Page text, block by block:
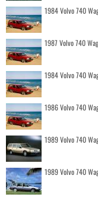
1984 Volvo 740
1987 Volvo 740
1984 Volvo 740
1986 Volvo 740
1989 Volvo 740
1989 Volvo 740